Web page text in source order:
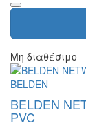
Μη διαθέσιμο
BELDEN
BELDEN
PVC